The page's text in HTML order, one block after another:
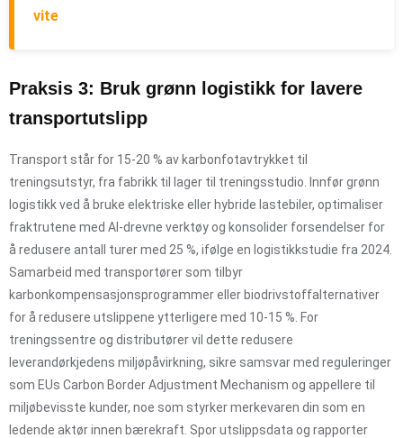
vite
Praksis 3: Bruk grønn logistikk for lavere
transportutslipp
Transport står for 15-20 % av karbonfotavtrykket til
treningsutstyr, fra fabrikk til lager til treningsstudio. Innfør grønn
logistikk ved å bruke elektriske eller hybride lastebiler, optimaliser
fraktrutene med AI-drevne verktøy og konsolider forsendelser for
å redusere antall turer med 25 %, ifølge en logistikkstudie fra 2024.
Samarbeid med transportører som tilbyr
karbonkompensasjonsprogrammer eller biodrivstoffalternativer
for å redusere utslippene ytterligere med 10-15 %. For
treningssentre og distributører vil dette redusere
leverandørkjedens miljøpåvirkning, sikre samsvar med reguleringer
som EUs Carbon Border Adjustment Mechanism og appellere til
miljøbevisste kunder, noe som styrker merkevaren din som en
ledende aktør innen bærekraft. Spor utslippsdata og rapporter